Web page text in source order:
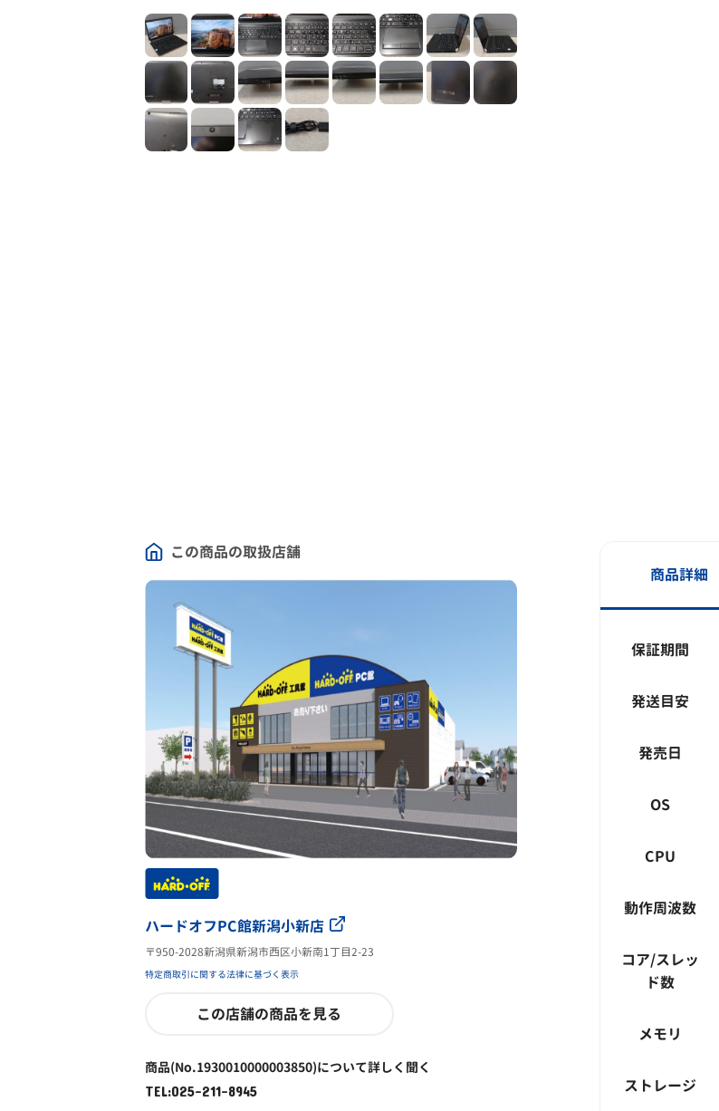
この商品の取扱店舗
ハードオフPC館新潟小新店
〒950-2028新潟県新潟市西区小新南1丁目2-23
特定商取引に関する法律に基づく表示
この店舗の商品を見る
商品(No.1930010000003850)について詳しく聞く
TEL:025-211-8945
商品詳細
保証期間
発送目安
発売日
OS
CPU
動作周波数
コア/スレッ
ド数
メモリ
ストレージ